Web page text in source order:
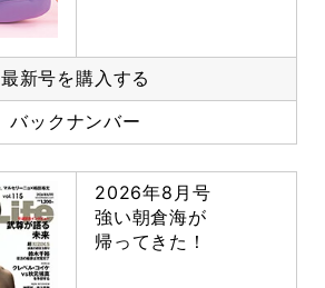
最新号を購入する
バックナンバー
2026年8月号
強い朝倉海が
帰ってきた！